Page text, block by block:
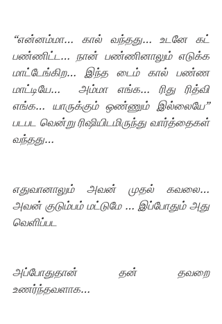
“என்னம்மா… கால் வந்தது… உடனே கட்
பண்ணிட்ட… நான் பண்ணினாலும் எடுக்க
மாட்டேங்கிற… இந்த டைம் கால் பண்ண
மாட்டியே…  அம்மா எங்க… ரிது ரித்வி
எங்க… யாருக்கும் ஒண்ணும் இல்லையே”
படபட வென்று ரிஷியிடமிருந்து வார்த்தைகள்
வந்தது…
எதுவானாலும் அவன் முதல் கவலை…
அவன் குடும்பம் மட்டுமே … இப்போதும் அது
வெளிப்பட
அப்போதுதான் தன் தவறை
உணர்ந்தவளாக…